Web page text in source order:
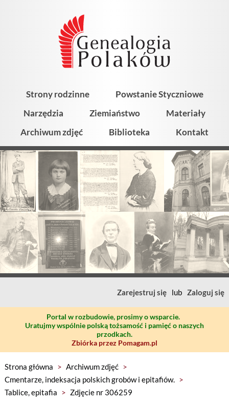
Strony rodzinne
Powstanie Styczniowe
Narzędzia
Ziemiaństwo
Materiały
Archiwum zdjęć
Biblioteka Kontakt
Zarejestruj się lub Zaloguj się
Portal w rozbudowie, prosimy o wsparcie.
Uratujmy wspólnie polską tożsamość i pamięć o naszych
przodkach.
Zbiórka przez Pomagam.pl
Strona główna > Archiwum zdjęć >
Cmentarze, indeksacja polskich grobów i epitafiów. >
Tablice, epitafia > Zdjęcie nr 306259